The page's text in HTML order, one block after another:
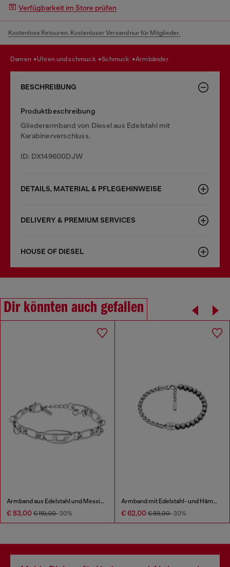
Verfügbarkeit im Store prüfen
Kostenlose Retouren. Kostenloser Versand nur für Mitglieder.
damen uhren und schmuck schmuck armbänder
BESCHREIBUNG
Produktbeschreibung
Gliederarmband von Diesel aus Edelstahl mit
Karabinerverschluss.
ID: DX149600DJW
DETAILS, MATERIAL & PFLEGEHINWEISE
DELIVERY & PREMIUM SERVICES
HOUSE OF DIESEL
Dir könnten auch gefallen
Armband aus Edelstahl und Messing
€ 83,00 € 119,00-30%
Armband mit Edelstahl- und Hämatitperlen
€ 62,00 € 89,00-30%